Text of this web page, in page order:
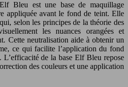
Bleu est une base de maquillage
appliquée avant le fond de teint. Elle
selon les principes de la théorie des
les nuances orangées et
Cette neutralisation aide à obtenir un
ce qui facilite l’application du fond
L’efficacité de la base Elf Bleu repose
des couleurs et une application